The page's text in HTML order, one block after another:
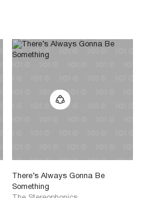
There’s Always Gonna Be
Something